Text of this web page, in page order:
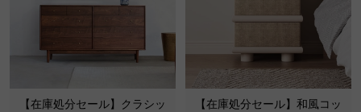
【在庫処分セール】クラシッ
【在庫処分セール】和風コッ